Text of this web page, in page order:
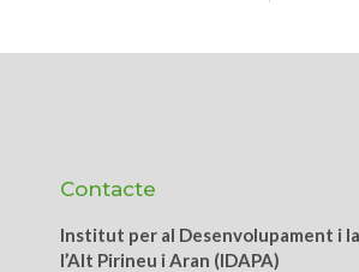
Contacte
Institut per al Desenvolupament i
l’Alt Pirineu i Aran (IDAPA)